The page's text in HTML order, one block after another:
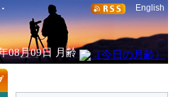
English
08月09日 月齢